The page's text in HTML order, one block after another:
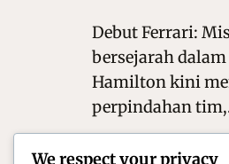
Debut Ferrari:
bersejarah
Hamilton kini
perpindahan
We respect your privacy